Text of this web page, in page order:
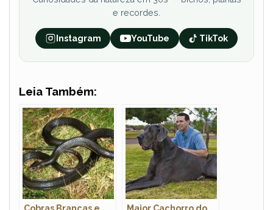
e recordes.
Instagram YouTube TikTok
Leia Também: